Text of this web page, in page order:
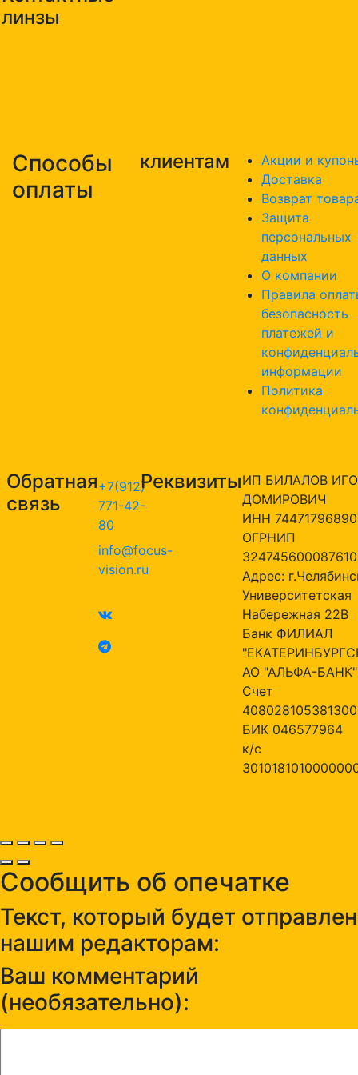
линзы
Способы
оплаты
клиентам
Акции и
Доставка
Возврат
Защита
персональных
данных
О компании
Правила
безопасность
платежей и
информации
Политика
Обратная
связь
+7(912)
771-42-
80
info@focus-
vision.ru
РеквизитыИП БИЛАЛОВ
ДОМИРОВИЧ
ИНН
ОГРНИП
324745600087610
Адрес:
Университетская
Набережная 22В
Банк ФИЛИАЛ
АО "АЛЬФА-БАНК"
Счет
БИК 046577964
к/с
Сообщить об опечатке
Текст, который будет отправлен
нашим редакторам:
Ваш комментарий
(необязательно):